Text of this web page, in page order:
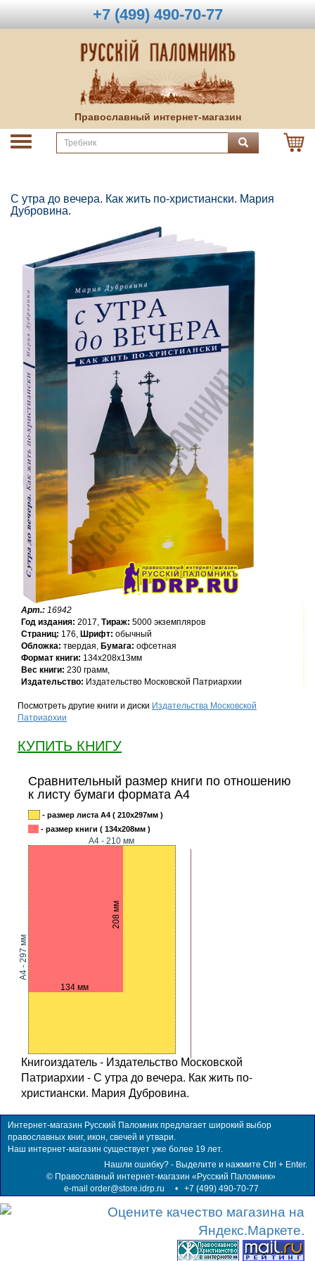
+7 (499) 490-70-77
Православный интернет-магазин
С утра до вечера. Как жить по-христиански. Мария
Дубровина.
Арт.: 16942
Год издания: 2017, Тираж: 5000 экземпляров
Страниц: 176, Шрифт: обычный
Обложка: твердая, Бумага: офсетная
Формат книги: 134x208x13мм
Вес книги: 230 грамм,
Издательство: Издательство Московской Патриархии
Посмотреть другие книги и диски Издательства Московской
Патриархии
КУПИТЬ КНИГУ
Сравнительный размер книги по отношению
к листу бумаги формата А4
- размер листа А4 ( 210x297мм )
- размер книги ( 134x208мм )
134 мм
208 мм
А4 - 210 мм
A4 - 297 мм
Книгоиздатель - Издательство Московской
Патриархии - С утра до вечера. Как жить по-
христиански. Мария Дубровина.
Интернет-магазин Русский Паломник предлагает широкий выбор
православных книг, икон, свечей и утвари.
Наш интернет-магазин существует уже более 19 лет.
Нашли ошибку? - Выделите и нажмите Ctrl + Enter.
© Православный интернет-магазин «Русский Паломник»
e-mail order@store.idrp.ru • +7 (499) 490-70-77